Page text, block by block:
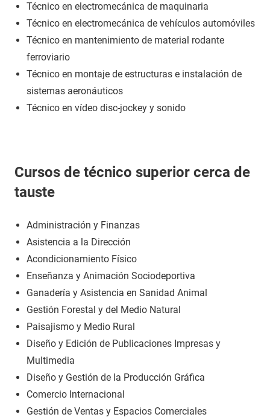
Técnico en electromecánica de maquinaria
Técnico en electromecánica de vehículos automóviles
Técnico en mantenimiento de material rodante
ferroviario
Técnico en montaje de estructuras e instalación de
sistemas aeronáuticos
Técnico en vídeo disc-jockey y sonido
Cursos de técnico superior cerca de
tauste
Administración y Finanzas
Asistencia a la Dirección
Acondicionamiento Físico
Enseñanza y Animación Sociodeportiva
Ganadería y Asistencia en Sanidad Animal
Gestión Forestal y del Medio Natural
Paisajismo y Medio Rural
Diseño y Edición de Publicaciones Impresas y
Multimedia
Diseño y Gestión de la Producción Gráfica
Comercio Internacional
Gestión de Ventas y Espacios Comerciales